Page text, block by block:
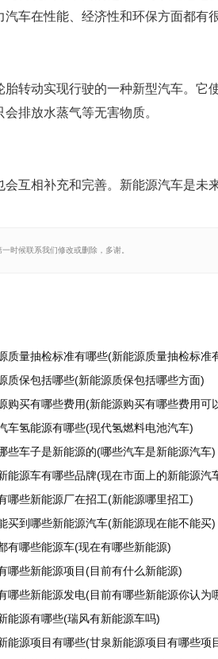
车在性能、经济性和环保方面都有
转动实现行驶的一种新型汽车。它
排放水蒸气等无害物质。
互相补充和完善。新能源汽车是未
时候联系我们修改或删除，多谢。
质量抽检标准有哪些(新能源质量抽检标准
质保包括哪些(新能源质保包括哪些方面)
购买有哪些费用(新能源购买有哪些费用可
车氢能源有哪些(现代氢燃料电池汽车)
些车子是新能源的(哪些汽车是新能源汽车)
能源车有哪些品牌(现在市面上的新能源汽
哪些新能源厂在招工(新能源哪里招工)
买到哪些新能源汽车(新能源现在能不能买)
有哪些能源车(现在有哪些新能源)
哪些新能源项目(目前有什么新能源)
哪些新能源发电(目前有哪些新能源你认为哪种
能源有哪些(瑞风有新能源车吗)
能源项目有哪些(甘泉新能源项目有哪些项